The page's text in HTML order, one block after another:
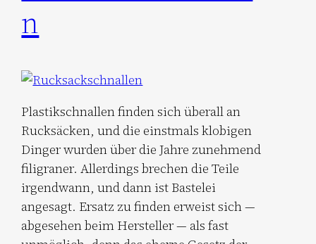
n
Plastikschnallen finden sich überall an
Rucksäcken, und die einstmals klobigen
Dinger wurden über die Jahre zunehmend
filigraner. Allerdings brechen die Teile
irgendwann, und dann ist Bastelei
angesagt. Ersatz zu finden erweist sich —
abgesehen beim Hersteller — als fast